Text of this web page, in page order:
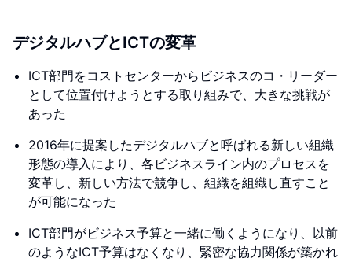
デジタルハブとICTの変革
ICT部門をコストセンターからビジネスのコ・リーダー
として位置付けようとする取り組みで、大きな挑戦が
あった
2016年に提案したデジタルハブと呼ばれる新しい組織
形態の導入により、各ビジネスライン内のプロセスを
変革し、新しい方法で競争し、組織を組織し直すこと
が可能になった
ICT部門がビジネス予算と一緒に働くようになり、以前
のようなICT予算はなくなり、緊密な協力関係が築かれ